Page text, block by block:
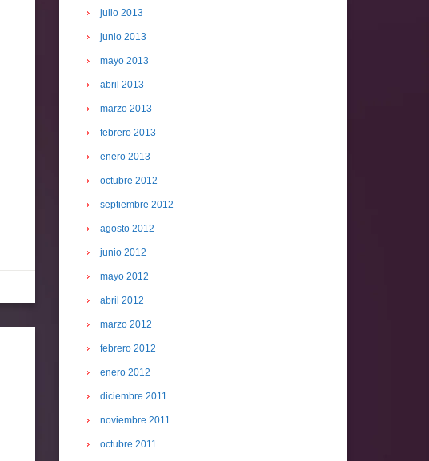
julio 2013
junio 2013
mayo 2013
abril 2013
marzo 2013
febrero 2013
enero 2013
octubre 2012
septiembre 2012
agosto 2012
junio 2012
mayo 2012
abril 2012
marzo 2012
febrero 2012
enero 2012
diciembre 2011
noviembre 2011
octubre 2011